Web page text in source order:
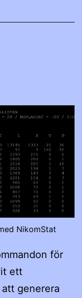
NikomStat
för
ett
generera